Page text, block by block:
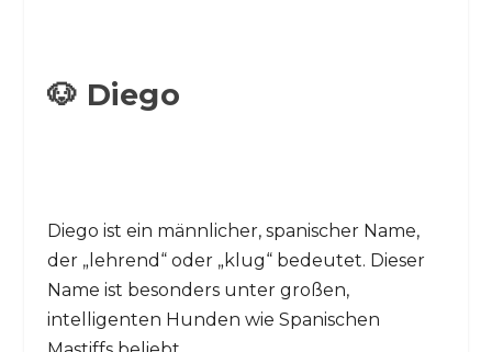
🐶 Diego
Diego ist ein männlicher, spanischer Name,
der „lehrend“ oder „klug“ bedeutet. Dieser
Name ist besonders unter großen,
intelligenten Hunden wie Spanischen